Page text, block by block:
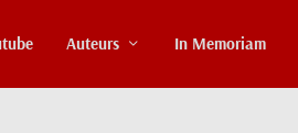
Auteurs In Memoriam